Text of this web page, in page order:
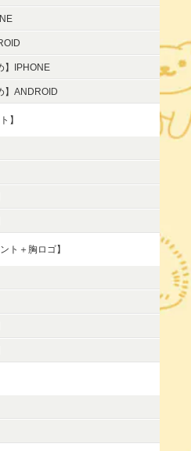
】IPHONE
】ANDROID
】
ト＋胸ロゴ】